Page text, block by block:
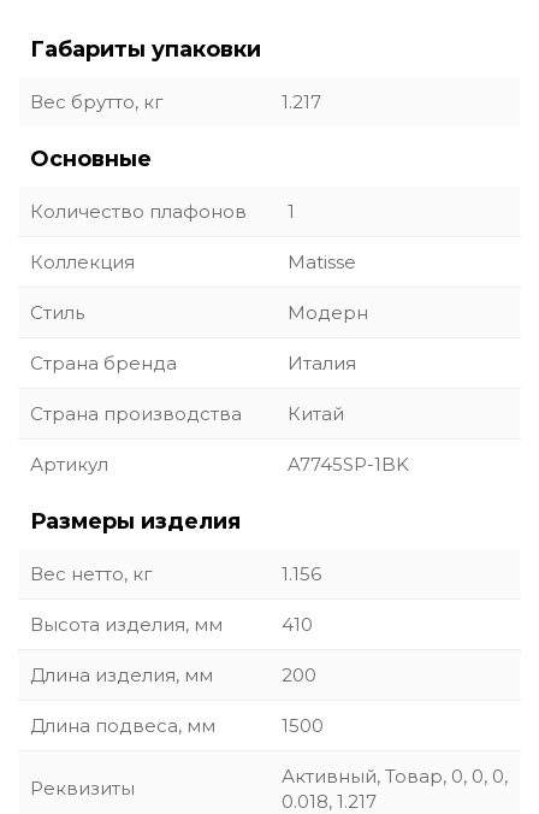
Габариты упаковки
Вес брутто, кг 1.217
Основные
Количество плафонов 1
Коллекция Matisse
Стиль Модерн
Страна бренда Италия
Страна производства Китай
Артикул A7745SP-1BK
Размеры изделия
Вес нетто, кг 1.156
Высота изделия, мм 410
Длина изделия, мм 200
Длина подвеса, мм 1500
Реквизиты
Активный, Товар, 0, 0, 0,
0.018, 1.217